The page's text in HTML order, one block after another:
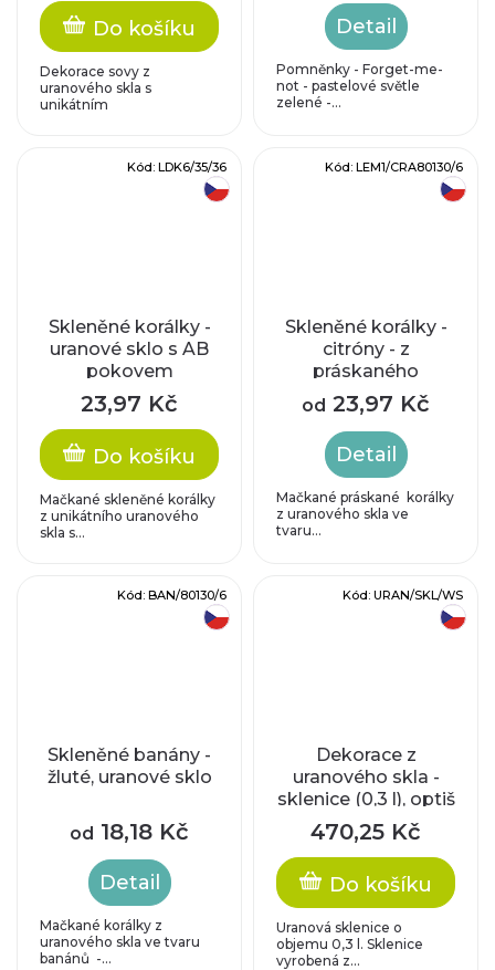
Do košíku
Dekorace sovy z
uranového skla s
unikátním
Detail
Pomněnky - Forget-me-
not - pastelové světle
zelené -...
Skleněné korálky -
uranové sklo s AB
pokovem
23,97 Kč
Do košíku
Mačkané skleněné korálky
z unikátního uranového
skla s...
Kód: LDK6/35/36
Skleněné korálky -
citróny - z
práskaného
uranového skla -
limetkové
od 23,97 Kč
Detail
Mačkané práskané korálky
z uranového skla ve
tvaru...
Kód: LEM1/CRA80130/6
Skleněné banány -
žluté, uranové sklo
od 18,18 Kč
Detail
Mačkané korálky z
uranového skla ve tvaru
banánů -...
Kód: BAN/80130/6
Dekorace z
uranového skla -
sklenice (0,3 l), optiš
(stáčené sklo)
470,25 Kč
Do košíku
Uranová sklenice o
objemu 0,3 l. Sklenice
vyrobená z...
Kód: URAN/SKL/WS